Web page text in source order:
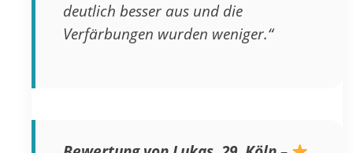
deutlich besser aus und die
Verfärbungen wurden weniger.“